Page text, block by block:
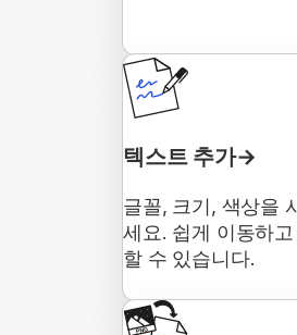
텍스트 추가
글꼴, 크기, 색상을
세요. 쉽게 이동하
할 수 있습니다.